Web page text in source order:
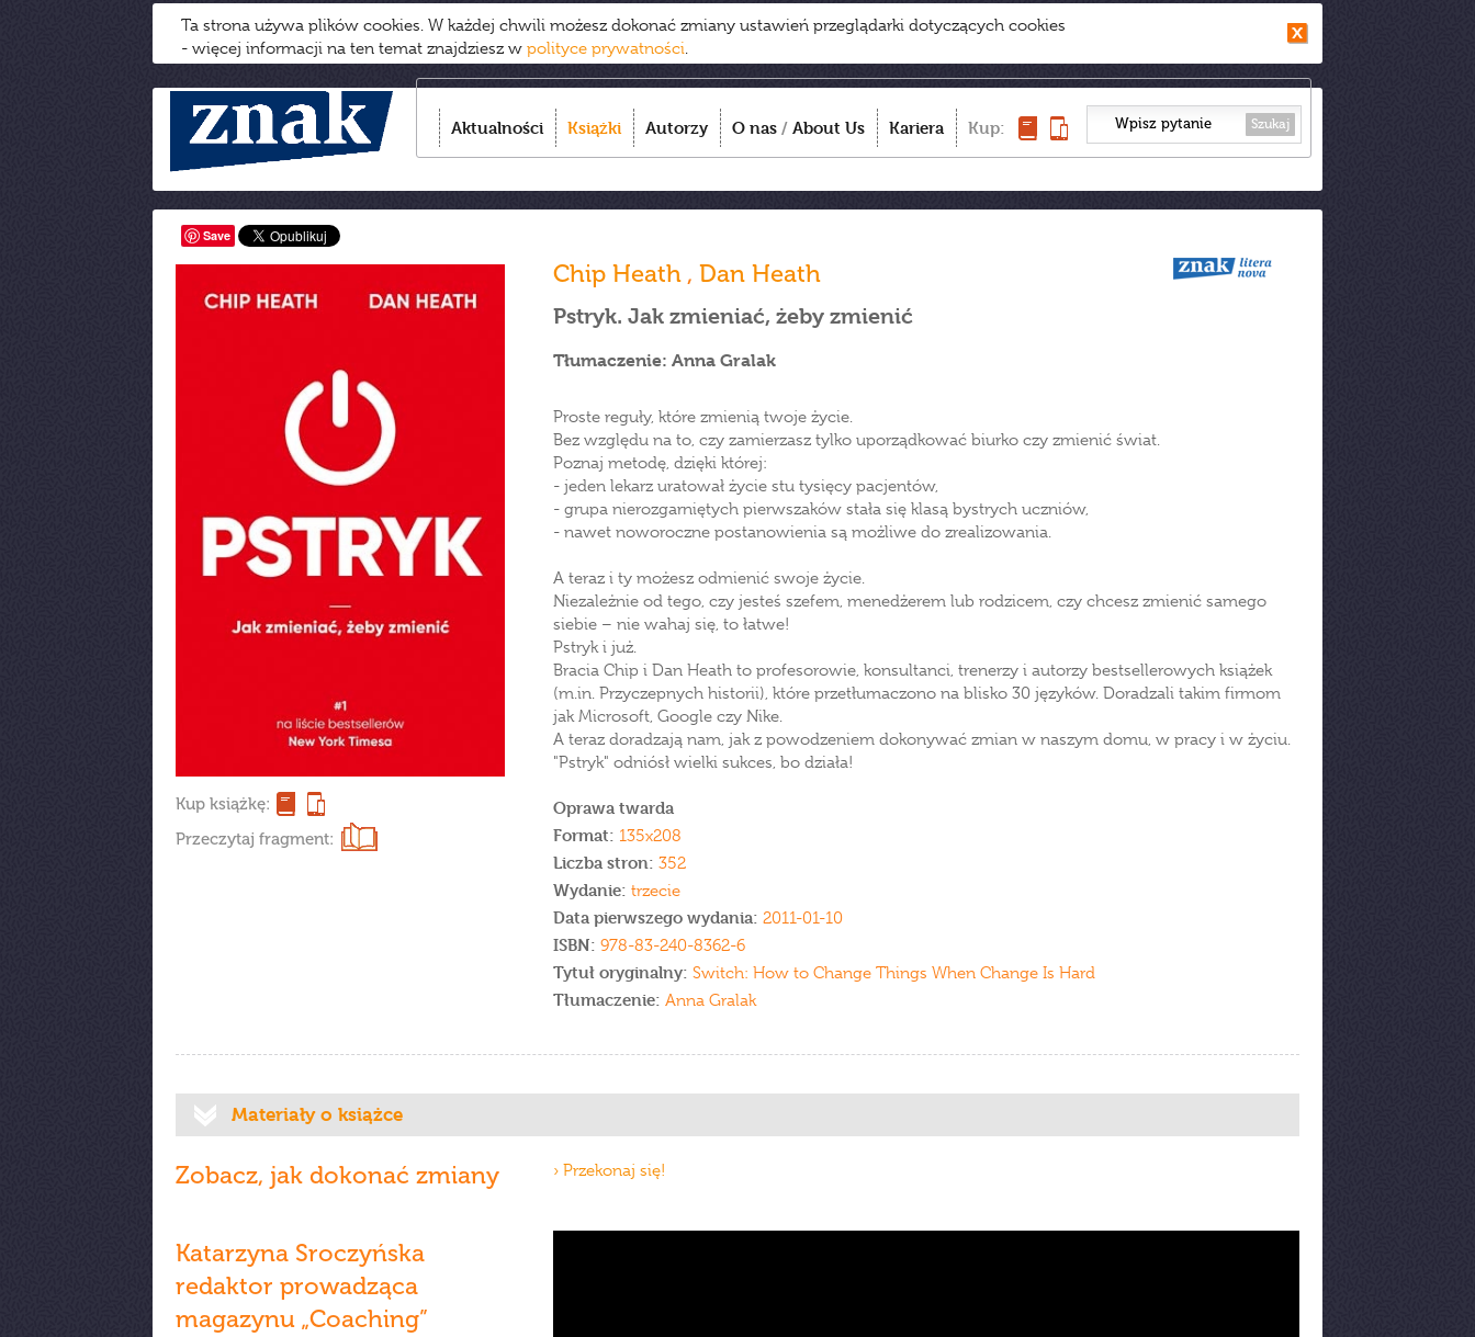
Ta strona używa plików cookies. W każdej chwili możesz dokonać zmiany ustawień przeglądarki dotyczących cookies
- więcej informacji na ten temat znajdziesz w polityce prywatności.
Aktualności Książki Autorzy O nas / About Us Kariera Kup: Szukaj
Save
Kup książkę:
Przeczytaj fragment:
Chip Heath , Dan Heath
Pstryk. Jak zmieniać, żeby zmienić
Tłumaczenie: Anna Gralak
Proste reguły, które zmienią twoje życie.
Bez względu na to, czy zamierzasz tylko uporządkować biurko czy zmienić świat.
Poznaj metodę, dzięki której:
- jeden lekarz uratował życie stu tysięcy pacjentów,
- grupa nierozgarniętych pierwszaków stała się klasą bystrych uczniów,
- nawet noworoczne postanowienia są możliwe do zrealizowania.
A teraz i ty możesz odmienić swoje życie.
Niezależnie od tego, czy jesteś szefem, menedżerem lub rodzicem, czy chcesz zmienić samego
siebie – nie wahaj się, to łatwe!
Pstryk i już.
Bracia Chip i Dan Heath to profesorowie, konsultanci, trenerzy i autorzy bestsellerowych książek
(m.in. Przyczepnych historii), które przetłumaczono na blisko 30 języków. Doradzali takim firmom
jak Microsoft, Google czy Nike.
A teraz doradzają nam, jak z powodzeniem dokonywać zmian w naszym domu, w pracy i w życiu.
"Pstryk" odniósł wielki sukces, bo działa!
Oprawa twarda
Format: 135x208
Liczba stron: 352
Wydanie: trzecie
Data pierwszego wydania: 2011-01-10
ISBN: 978-83-240-8362-6
Tytuł oryginalny: Switch: How to Change Things When Change Is Hard
Tłumaczenie: Anna Gralak
Materiały o książce
Zobacz, jak dokonać zmiany › Przekonaj się!
Katarzyna Sroczyńska
redaktor prowadząca
magazynu „Coaching”